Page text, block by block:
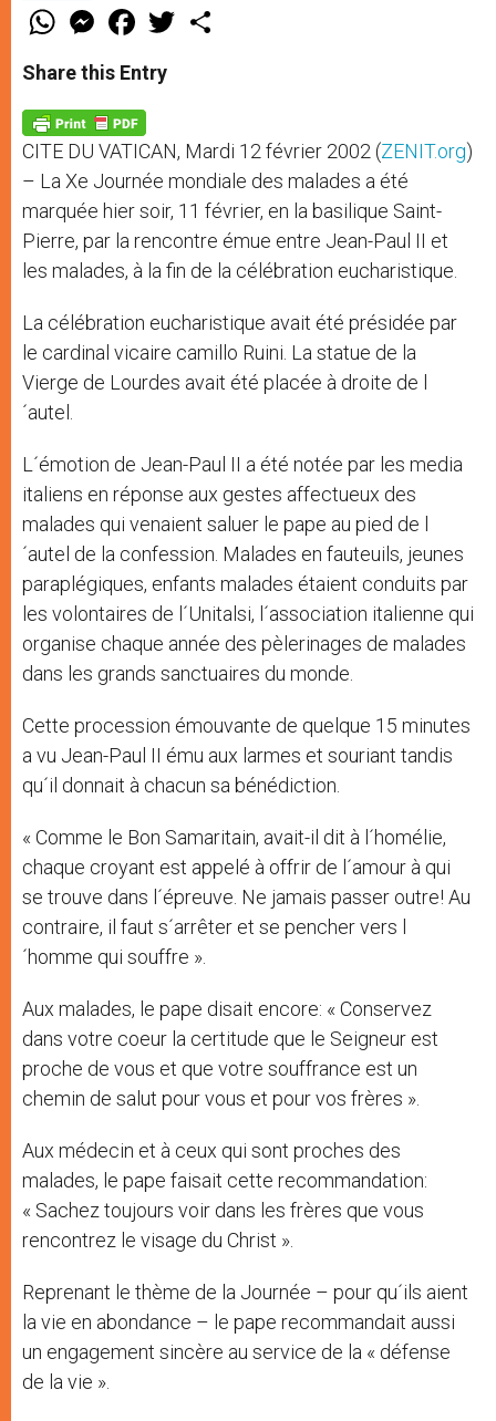
W
t
s
p
p
M
e
s
e
g
e
r
F
a
e
b
o
k
w
Share this Entry
CITE DU VATICAN, Mardi 12 février 2002 (ZENIT.org)
– La Xe Journée mondiale des malades a été
marquée hier soir, 11 février, en la basilique Saint-
Pierre, par la rencontre émue entre Jean-Paul II et
les malades, à la fin de la célébration eucharistique.
La célébration eucharistique avait été présidée par
le cardinal vicaire camillo Ruini. La statue de la
Vierge de Lourdes avait été placée à droite de l
´autel.
L´émotion de Jean-Paul II a été notée par les media
italiens en réponse aux gestes affectueux des
malades qui venaient saluer le pape au pied de l
´autel de la confession. Malades en fauteuils, jeunes
paraplégiques, enfants malades étaient conduits par
les volontaires de l´Unitalsi, l´association italienne qui
organise chaque année des pèlerinages de malades
dans les grands sanctuaires du monde.
Cette procession émouvante de quelque 15 minutes
a vu Jean-Paul II ému aux larmes et souriant tandis
qu´il donnait à chacun sa bénédiction.
« Comme le Bon Samaritain, avait-il dit à l´homélie,
chaque croyant est appelé à offrir de l´amour à qui
se trouve dans l´épreuve. Ne jamais passer outre! Au
contraire, il faut s´arrêter et se pencher vers l
´homme qui souffre ».
Aux malades, le pape disait encore: « Conservez
dans votre coeur la certitude que le Seigneur est
proche de vous et que votre souffrance est un
chemin de salut pour vous et pour vos frères ».
Aux médecin et à ceux qui sont proches des
malades, le pape faisait cette recommandation:
« Sachez toujours voir dans les frères que vous
rencontrez le visage du Christ ».
Reprenant le thème de la Journée – pour qu´ils aient
la vie en abondance – le pape recommandait aussi
un engagement sincère au service de la « défense
de la vie ».